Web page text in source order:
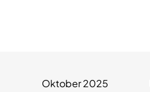
Oktober 2025